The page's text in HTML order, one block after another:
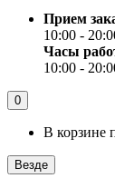
Прием
10:00 -
Часы
10:00 -
0
В корзине
Везде